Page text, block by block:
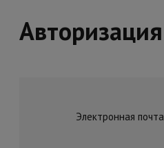
Авторизация
Электронная почта